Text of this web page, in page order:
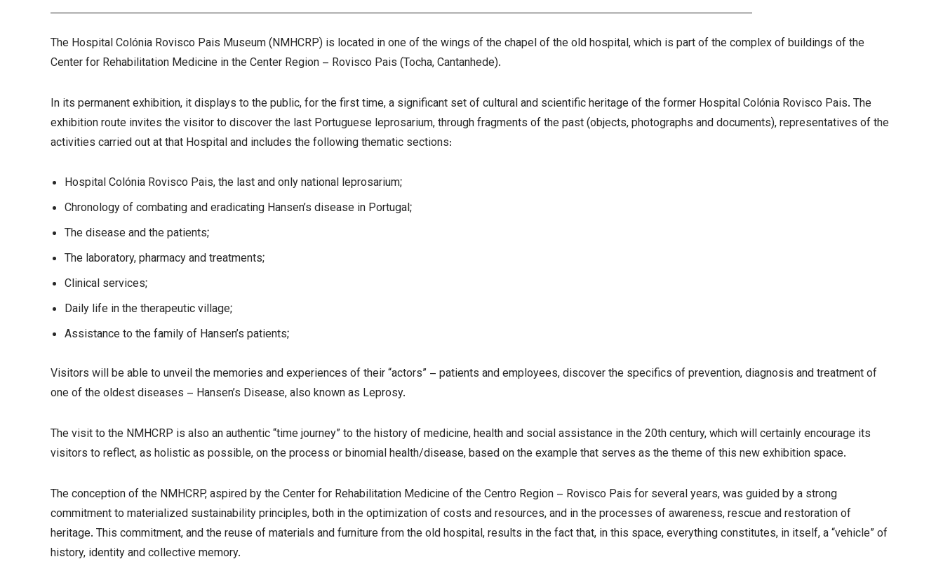
The Hospital Colónia Rovisco Pais Museum (NMHCRP) is located in one of the wings of the chapel of the old hospital, which is part of the complex of buildings of the
Center for Rehabilitation Medicine in the Center Region – Rovisco Pais (Tocha, Cantanhede).
In its permanent exhibition, it displays to the public, for the first time, a significant set of cultural and scientific heritage of the former Hospital Colónia Rovisco Pais. The
exhibition route invites the visitor to discover the last Portuguese leprosarium, through fragments of the past (objects, photographs and documents), representatives of the
activities carried out at that Hospital and includes the following thematic sections:
Hospital Colónia Rovisco Pais, the last and only national leprosarium;
Chronology of combating and eradicating Hansen’s disease in Portugal;
The disease and the patients;
The laboratory, pharmacy and treatments;
Clinical services;
Daily life in the therapeutic village;
Assistance to the family of Hansen’s patients;
Visitors will be able to unveil the memories and experiences of their “actors” – patients and employees, discover the specifics of prevention, diagnosis and treatment of
one of the oldest diseases – Hansen’s Disease, also known as Leprosy.
The visit to the NMHCRP is also an authentic “time journey” to the history of medicine, health and social assistance in the 20th century, which will certainly encourage its
visitors to reflect, as holistic as possible, on the process or binomial health/disease, based on the example that serves as the theme of this new exhibition space.
The conception of the NMHCRP, aspired by the Center for Rehabilitation Medicine of the Centro Region – Rovisco Pais for several years, was guided by a strong
commitment to materialized sustainability principles, both in the optimization of costs and resources, and in the processes of awareness, rescue and restoration of
heritage. This commitment, and the reuse of materials and furniture from the old hospital, results in the fact that, in this space, everything constitutes, in itself, a “vehicle” of
history, identity and collective memory.